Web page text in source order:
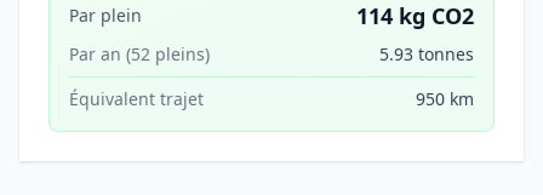
Par plein 114 kg CO2
Par an (52 pleins)
5.93 tonnes
Équivalent trajet
950 km